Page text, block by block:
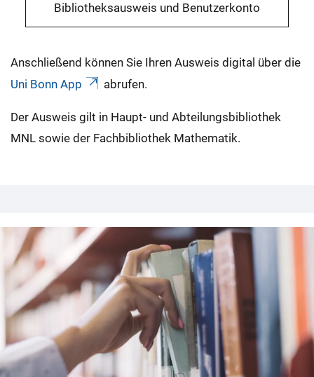
Bibliotheksausweis und Benutzerkonto
Anschließend können Sie Ihren Ausweis digital über die
Uni Bonn App
abrufen.
Der Ausweis gilt in Haupt- und Abteilungsbibliothek
MNL sowie der Fachbibliothek Mathematik.